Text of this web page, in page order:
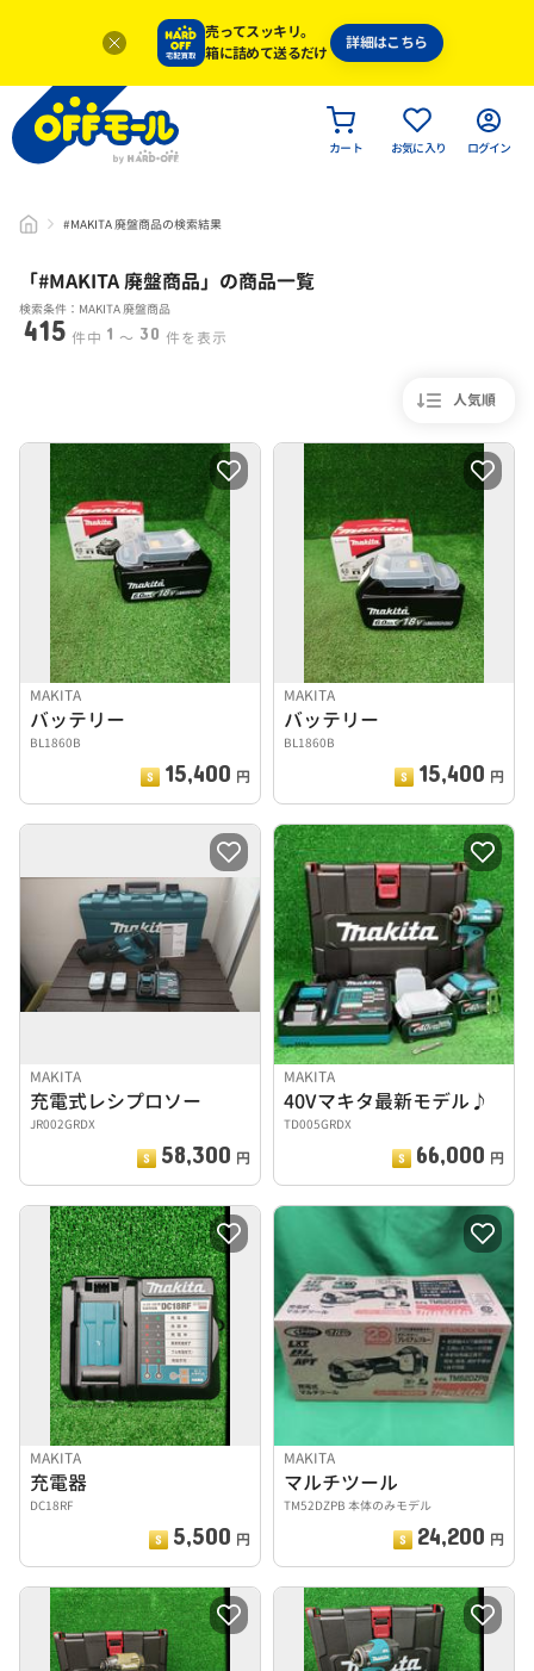
売ってスッキリ。
箱に詰めて送るだけ
詳細はこちら
カート お気に入り ログイン
#MAKITA 廃盤商品の検索結果
「#MAKITA 廃盤商品」 の商品一覧
検索条件：MAKITA 廃盤商品
415 件中 1 〜 30 件を表示
人気順
MAKITA
バッテリー
BL1860B
15,400 円
MAKITA
バッテリー
BL1860B
15,400 円
MAKITA
充電式レシプロソー
JR002GRDX
58,300 円
MAKITA
40Vマキタ最新モデル♪
TD005GRDX
66,000 円
MAKITA
充電器
DC18RF
5,500 円
MAKITA
マルチツール
TM52DZPB 本体のみモデル
24,200 円